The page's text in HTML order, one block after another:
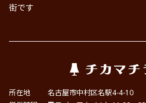
街です
所在地
名古屋市中村区名駅4-4-10